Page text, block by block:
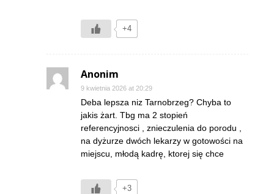
+4
Anonim
9 kwietnia 2026 at 20:29
Deba lepsza niz Tarnobrzeg? Chyba to
jakis żart. Tbg ma 2 stopień
referencyjnosci , znieczulenia do porodu ,
na dyżurze dwóch lekarzy w gotowości na
miejscu, młodą kadrę, ktorej się chce
+3